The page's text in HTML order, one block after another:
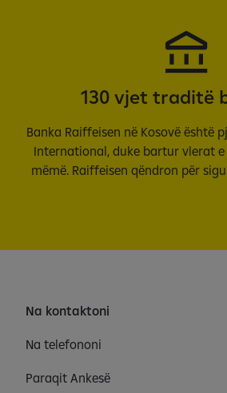
130 vjet traditë
Banka Raiffeisen në Kosovë është
International, duke bartur vlerat
mëmë. Raiffeisen qëndron për
Na kontaktoni
Na telefononi
Paraqit Ankesë